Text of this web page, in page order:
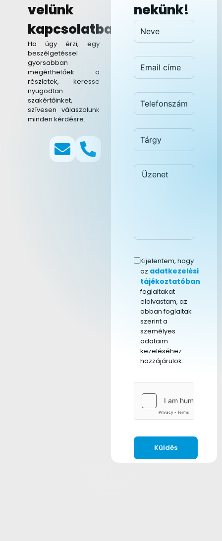
velünk
kapcsolatba!
Ha úgy érzi, egy
beszélgetéssel
gyorsabban
megérthetőek a
részletek, keresse
nyugodtan
szakértőinket,
szívesen válaszolunk
minden kérdésre.
nekünk!
Kijelentem, hogy
az adatkezelési
tájékoztatóban
foglaltakat
elolvastam, az
abban foglaltak
szerint a
személyes
adataim
kezeléséhez
hozzájárulok.
Küldés